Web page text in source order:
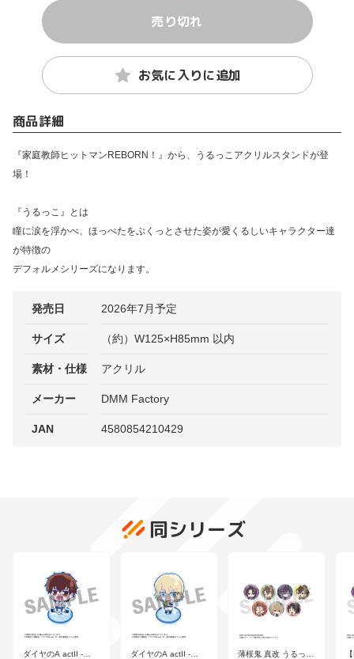
売り切れ
お気に入りに追加
商品詳細
『家庭教師ヒットマンREBORN！』から、うるっこアクリルスタンドが登
場！
『うるっこ』とは
瞳に涙を浮かべ、ほっぺたをぷくっとさせた姿が愛くるしいキャラクター達
が特徴の
デフォルメシリーズになります。
発売日 2026年7月予定
サイズ （約）W125×H85mm 以内
素材・仕様 アクリル
メーカー DMM Factory
JAN 4580854210429
同シリーズ
ダイヤのA actII -
ダイヤのA actII -
薄桜鬼 真改 うるっこ